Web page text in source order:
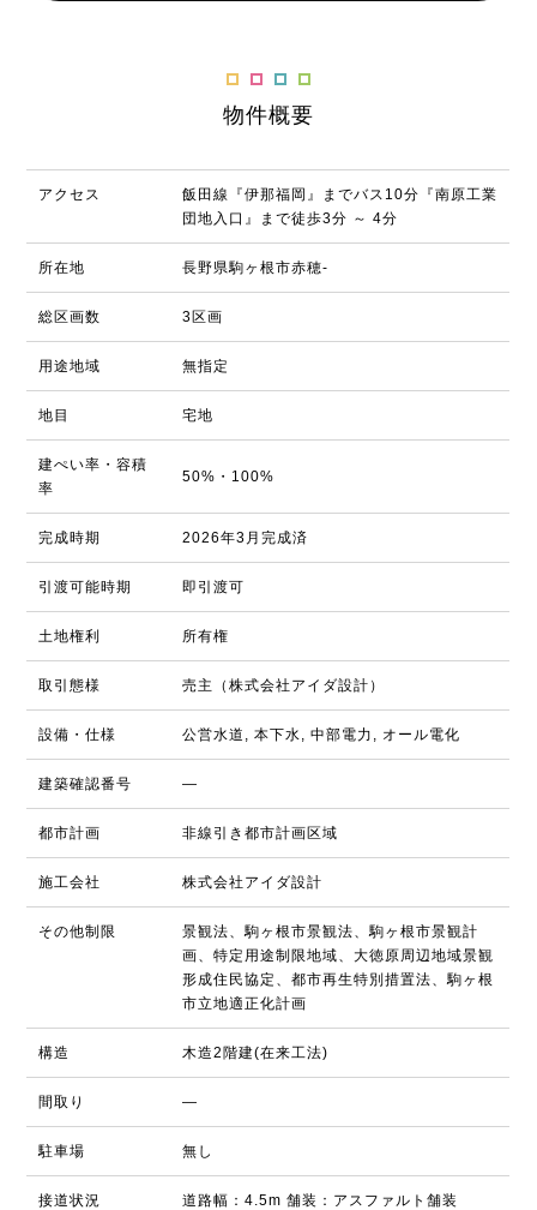
物件概要
アクセス
飯田線『伊那福岡』までバス10分『南原工業
団地入口』まで徒歩3分 ～ 4分
所在地 長野県駒ヶ根市赤穂-
総区画数 3区画
用途地域 無指定
地目 宅地
建ぺい率・容積
率
50%・100%
完成時期 2026年3月完成済
引渡可能時期 即引渡可
土地権利 所有権
取引態様 売主（株式会社アイダ設計）
設備・仕様 公営水道, 本下水, 中部電力, オール電化
建築確認番号 ―
都市計画 非線引き都市計画区域
施工会社 株式会社アイダ設計
その他制限
景観法、駒ヶ根市景観法、駒ヶ根市景観計
画、特定用途制限地域、大徳原周辺地域景観
形成住民協定、都市再生特別措置法、駒ヶ根
市立地適正化計画
構造 木造2階建(在来工法)
間取り ―
駐車場 無し
接道状況 道路幅：4.5m 舗装：アスファルト舗装